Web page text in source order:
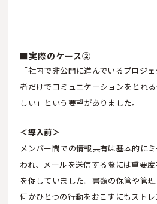
■実際のケース②
「社内で非公開に進んでいるプロジ
者だけでコミュニケーションをとれ
しい」という要望がありました。
＜導入前＞
メンバー間での情報共有は基本的に
われ、メールを送信する際には重要
を促していました。書類の保管や管
何かひとつの行動をおこすにもスト